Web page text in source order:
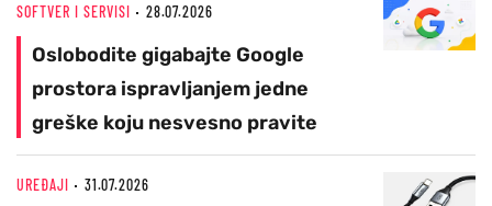
SOFTVER I SERVISI 28.07.2026
Oslobodite gigabajte Google
prostora ispravljanjem jedne
greške koju nesvesno pravite
UREĐAJI 31.07.2026